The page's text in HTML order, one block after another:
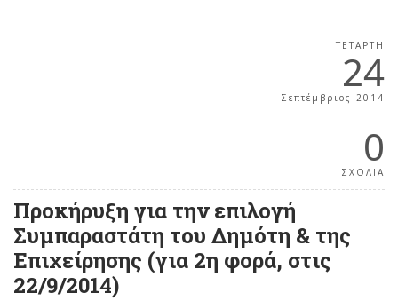
ΤΕΤΆΡΤΗ
24
Σεπτέμβριος 2014
0
ΣΧΟΛΙΑ
Προκήρυξη για την επιλογή
Συμπαραστάτη του Δημότη & της
Επιχείρησης (για 2η φορά, στις
22/9/2014)